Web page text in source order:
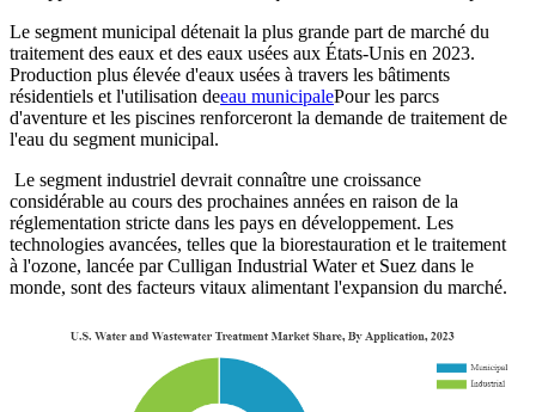
Le segment municipal détenait la plus grande part de marché du
traitement des eaux et des eaux usées aux États-Unis en 2023.
Production plus élevée d'eaux usées à travers les bâtiments
résidentiels et l'utilisation deeau municipalePour les parcs
d'aventure et les piscines renforceront la demande de traitement de
l'eau du segment municipal.
Le segment industriel devrait connaître une croissance
considérable au cours des prochaines années en raison de la
réglementation stricte dans les pays en développement. Les
technologies avancées, telles que la biorestauration et le traitement
à l'ozone, lancée par Culligan Industrial Water et Suez dans le
monde, sont des facteurs vitaux alimentant l'expansion du marché.